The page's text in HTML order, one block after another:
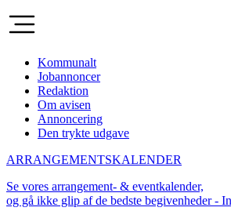
Kommunalt
Jobannoncer
Redaktion
Om avisen
Annoncering
Den trykte udgave
ARRANGEMENTSKALENDER
Se vores arrangement- & eventkalender,
og gå ikke glip af de bedste begivenheder -